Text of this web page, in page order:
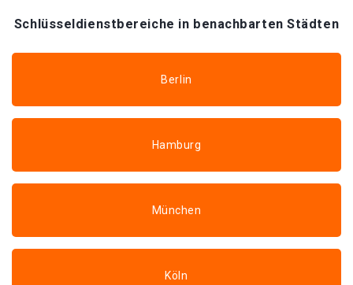
Schlüsseldienstbereiche in benachbarten Städten
Berlin
Hamburg
München
Köln